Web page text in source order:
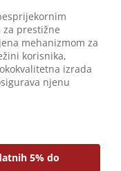
prestižne
mehanizmom za
korisnika,
izrada
njenu
5% do